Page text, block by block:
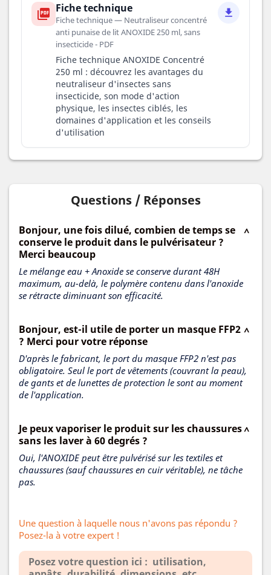
picture_as_pdf Fiche technique
Fiche technique — Neutraliseur concentré
anti punaise de lit ANOXIDE 250 ml, sans
insecticide - PDF
Fiche technique ANOXIDE Concentré
250 ml : découvrez les avantages du
neutraliseur d'insectes sans
insecticide, son mode d'action
physique, les insectes ciblés, les
domaines d'application et les conseils
d'utilisation
file_download
Questions / Réponses
Bonjour, une fois dilué, combien de temps se
conserve le produit dans le pulvérisateur ?
Merci beaucoup
Le mélange eau + Anoxide se conserve durant 48H
maximum, au-delà, le polymère contenu dans l'anoxide
se rétracte diminuant son efficacité.
Bonjour, est-il utile de porter un masque FFP2
? Merci pour votre réponse
D'après le fabricant, le port du masque FFP2 n'est pas
obligatoire. Seul le port de vêtements (couvrant la peau),
de gants et de lunettes de protection le sont au moment
de l'application.
Je peux vaporiser le produit sur les chaussures
sans les laver à 60 degrés ?
Oui, l'ANOXIDE peut être pulvérisé sur les textiles et
chaussures (sauf chaussures en cuir véritable), ne tâche
pas.
Une question à laquelle nous n'avons pas répondu ?
Posez-la à votre expert !